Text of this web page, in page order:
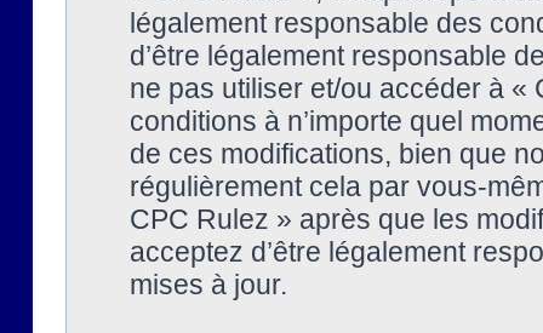
légalement responsable des
d’être légalement responsable
ne pas utiliser et/ou accéder à
conditions à n’importe quel
de ces modifications, bien que
régulièrement cela par vous-
CPC Rulez » après que les
acceptez d’être légalement
mises à jour.